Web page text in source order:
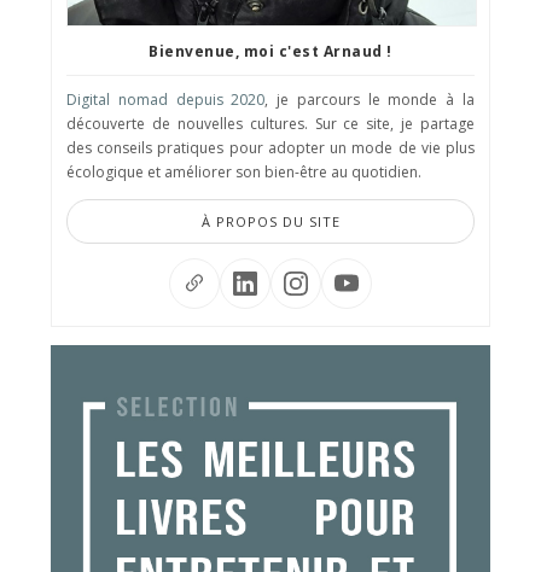
Bienvenue, moi c'est Arnaud !
Digital nomad depuis 2020, je parcours le monde à la
découverte de nouvelles cultures. Sur ce site, je partage
des conseils pratiques pour adopter un mode de vie plus
écologique et améliorer son bien-être au quotidien.
À PROPOS DU SITE